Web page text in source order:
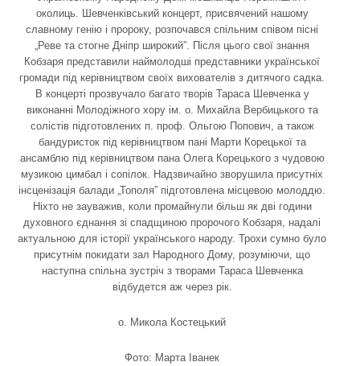
околиць. Шевченківський концерт, присвячений нашому
славному генію і пророку, розпочався спільним співом пісні
„Реве та стогне Дніпр широкий”. Після цього свої знання
Кобзаря представили наймолодші представники української
громади під керівництвом своїх вихователів з дитячого садка.
В концерті прозвучало багато творів Тараса Шевченка у
виконанні Молодіжного хору ім. о. Михайла Вербицького та
солістів підготовлених п. проф. Ольгою Попович, а також
бандуристок під керівництвом пані Марти Корецької та
ансамблю під керівництвом пана Олега Корецького з чудовою
музикою цимбал і сопілок. Надзвичайно зворушила присутніх
інсценізація балади „Тополя” підготовлена місцевою молоддю.
Ніхто не зауважив, коли промайнули більш як дві години
духовного єднання зі спадщиною пророчого Кобзаря, надалі
актуальною для історії українського народу. Трохи сумно було
присутнім покидати зал Народного Дому, розуміючи, що
наступна спільна зустріч з творами Тараса Шевченка
відбудется аж через рік.
о. Микола Костецький
Фото: Марта Іванек